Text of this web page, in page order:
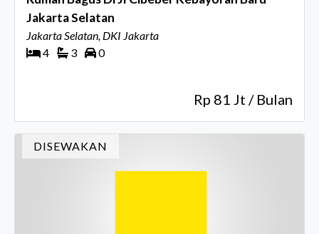
Jakarta Selatan
Jakarta Selatan, DKI Jakarta
4
3 0
Rp 81 Jt / Bulan
DISEWAKAN